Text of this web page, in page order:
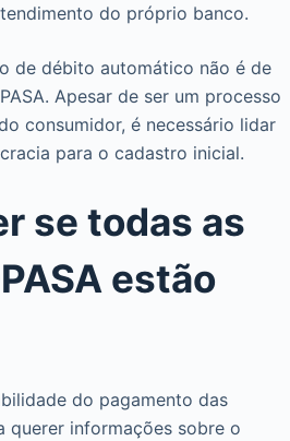
do próprio banco.
de débito automático não é de
Apesar de ser um processo
consumidor, é necessário lidar
para o cadastro inicial.
se todas as
estão
do pagamento das
querer informações sobre o